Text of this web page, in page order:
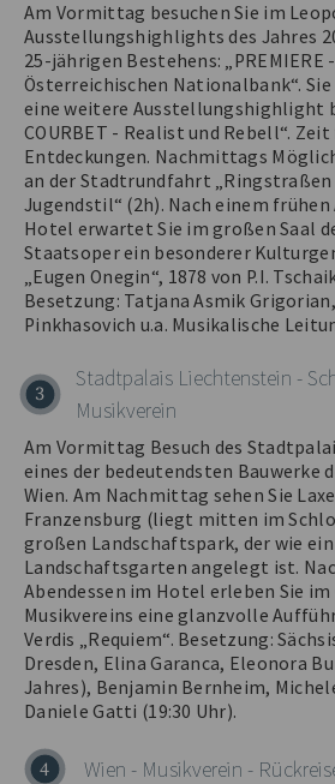
Am Vormittag besuchen Sie im
Ausstellungshighlights des Jahres
25-jährigen Bestehens: „PREMIERE
Österreichischen Nationalbank“.
eine weitere Ausstellungshighlight
COURBET - Realist und Rebell“.
Entdeckungen. Nachmittags
an der Stadtrundfahrt
Jugendstil“ (2h). Nach einem frühen
Hotel erwartet Sie im großen Saal
Staatsoper ein besonderer
„Eugen Onegin“, 1878 von P.I.
Besetzung: Tatjana Asmik
Pinkhasovich u.a. Musikalische
3
Stadtpalais Liechtenstein -
Musikverein
Am Vormittag Besuch des
eines der bedeutendsten Bauwerke
Wien. Am Nachmittag sehen Sie
Franzensburg (liegt mitten im
großen Landschaftspark, der wie
Landschaftsgarten angelegt ist.
Abendessen im Hotel erleben Sie im
Musikvereins eine glanzvolle
Verdis „Requiem“. Besetzung:
Dresden, Elina Garanca, Eleonora
Jahres), Benjamin Bernheim,
Daniele Gatti (19:30 Uhr).
4 Wien - Musikverein -